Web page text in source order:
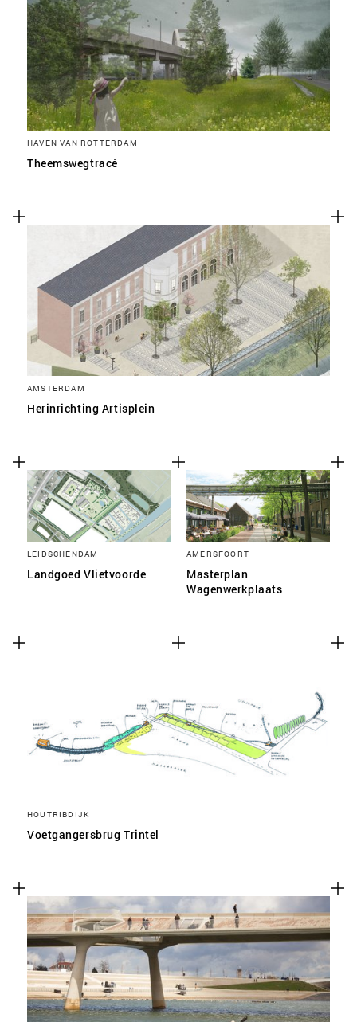
HAVEN VAN ROTTERDAM
Theemswegtracé
AMSTERDAM
Herinrichting Artisplein
LEIDSCHENDAM
Landgoed Vlietvoorde
AMERSFOORT
Masterplan
Wagenwerkplaats
HOUTRIBDIJK
Voetgangersbrug Trintel
SLA VOORKEUREN OP